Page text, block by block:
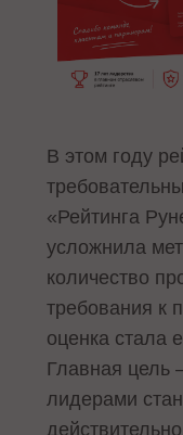
В этом году
«Рейтинга
усложнила
количество
требования к
оценка стала
Главная цель
лидерами